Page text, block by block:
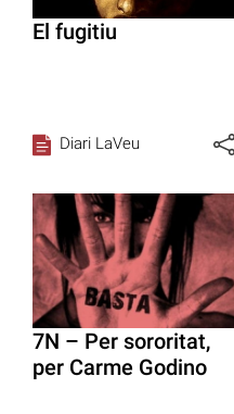
El fugitiu
Diari LaVeu
7N – Per sororitat,
per Carme Godino